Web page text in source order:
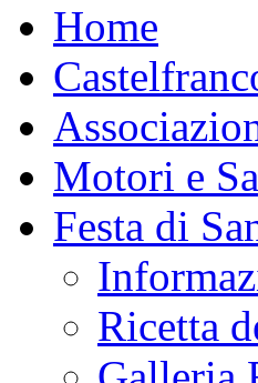
Home
Motori e
Festa di
Ricetta